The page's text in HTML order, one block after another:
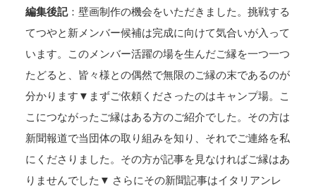
編集後記：壁画制作の機会をいただきました。挑戦する
てつやと新メンバー候補は完成に向けて気合いが入って
います。このメンバー活躍の場を生んだご縁を一つ一つ
たどると、皆々様との偶然で無限のご縁の末であるのが
分かります▼まずご依頼くださったのはキャンプ場。こ
こにつながったご縁はある方のご紹介でした。その方は
新聞報道で当団体の取り組みを知り、それでご連絡を私
にくださりました。その方が記事を見なければご縁はあ
りませんでした▼ さらにその新聞記事はイタリアンレ